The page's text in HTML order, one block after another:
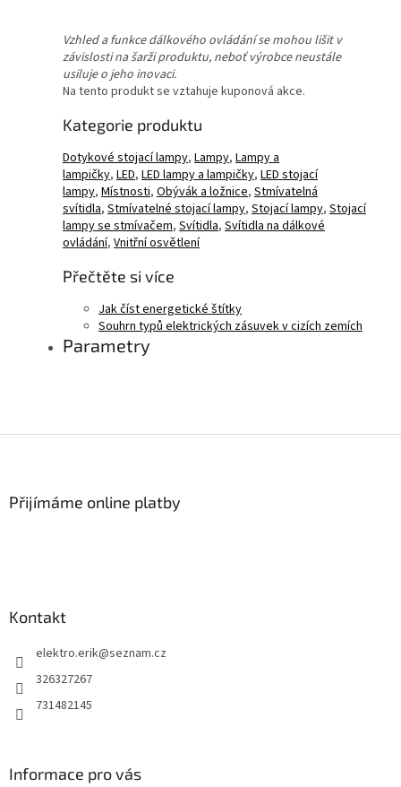
Vzhled a funkce dálkového ovládání se mohou lišit v
závislosti na šarži produktu, neboť výrobce neustále
usiluje o jeho inovaci.
Na tento produkt se vztahuje kuponová akce.
Kategorie produktu
Dotykové stojací lampy, Lampy, Lampy a
lampičky, LED, LED lampy a lampičky, LED stojací
lampy, Místnosti, Obývák a ložnice, Stmívatelná
svítidla, Stmívatelné stojací lampy, Stojací lampy, Stojací
lampy se stmívačem, Svítidla, Svítidla na dálkové
ovládání, Vnitřní osvětlení
Přečtěte si více
Jak číst energetické štítky
Souhrn typů elektrických zásuvek v cizích zemích
Parametry
Přijímáme online platby
Kontakt
elektro.erik@seznam.cz
326327267
731482145
Informace pro vás